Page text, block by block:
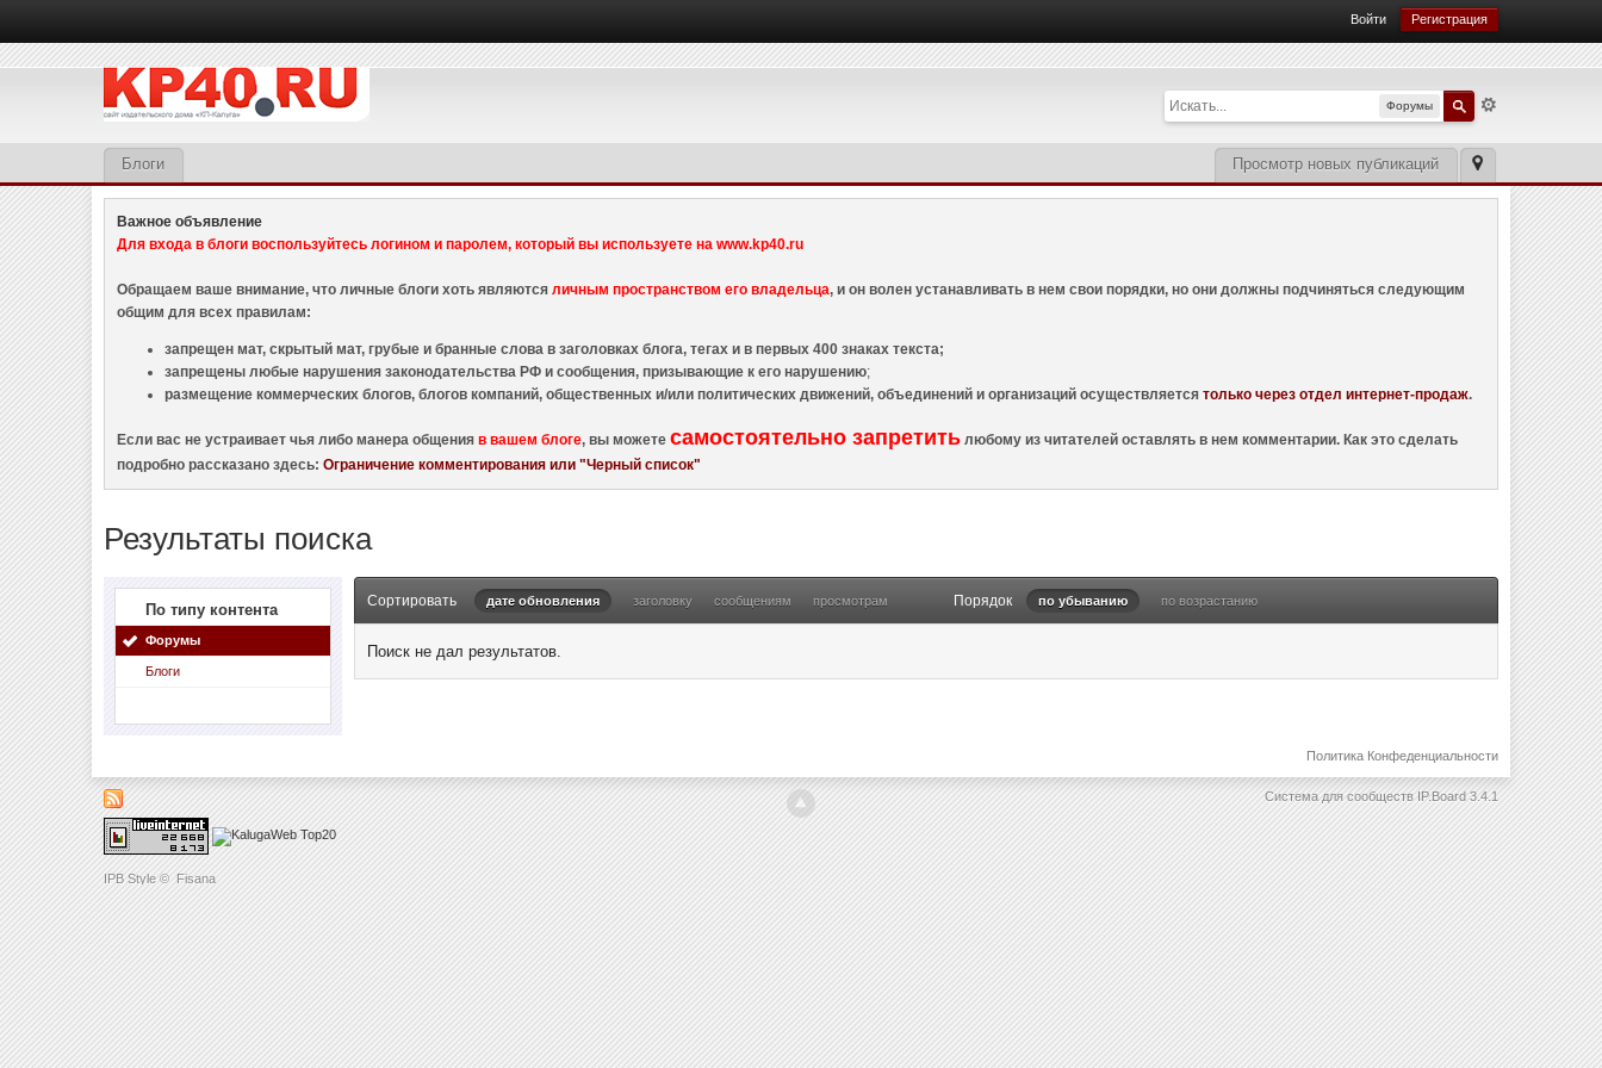
IPB Style © Fisana
Войти Регистрация
Форумы
Просмотр новых публикаций
Блоги
Важное объявление
Для входа в блоги воспользуйтесь логином и паролем, который вы используете на www.kp40.ru
Обращаем ваше внимание, что личные блоги хоть являютсяличным пространством его владельца, и он волен устанавливать в нем свои порядки, но они должны подчиняться следующим
общим для всех правилам:
запрещен мат, скрытый мат, грубые и бранные слова в заголовках блога, тегах и в первых 400 знаках текста;
запрещены любые нарушения законодательства РФ и сообщения, призывающие к его нарушению;
размещение коммерческих блогов, блогов компаний, общественных и/или политических движений, объединений и организаций осуществляетсятолько через отдел интернет-продаж.
Если вас не устраивает чья либо манера общенияв вашем блоге, вы можетесамостоятельно запретить любому из читателей оставлять в нем комментарии. Как это сделать
подробно рассказано здесь:Ограничение комментирования или "Черный список"
Результаты поиска
По типу контента
Форумы
Блоги
Сортировать дате обновления заголовку сообщениям просмотрам Порядок по убыванию по возрастанию
Поиск не дал результатов.
Политика Конфеденциальности
Система для сообществ IP.Board 3.4.1